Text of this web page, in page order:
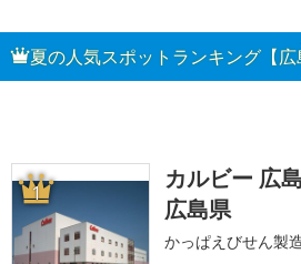
夏の人気スポットランキング【広
1
カルビー 広
広島県
かっぱえびせん製